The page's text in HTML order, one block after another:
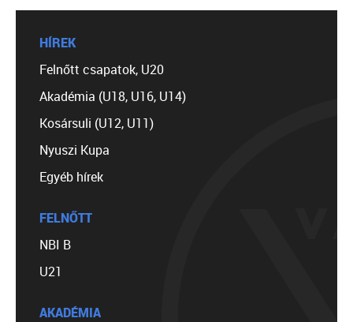
HÍREK
Felnőtt csapatok, U20
Akadémia (U18, U16, U14)
Kosársuli (U12, U11)
Nyuszi Kupa
Egyéb hírek
FELNŐTT
NBI B
U21
AKADÉMIA